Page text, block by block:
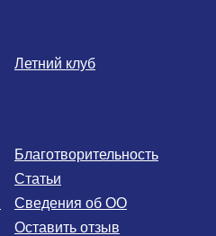
Сведения об ОО
Оставить отзыв
Благотворительность
Статьи
Летний клуб